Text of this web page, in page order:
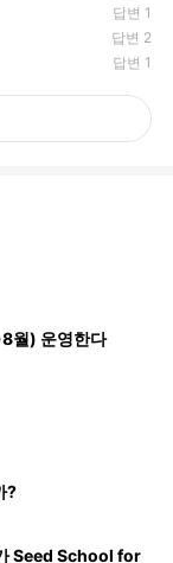
답변 1
답변 2
답변 1
월) 운영한다
?
Seed School for